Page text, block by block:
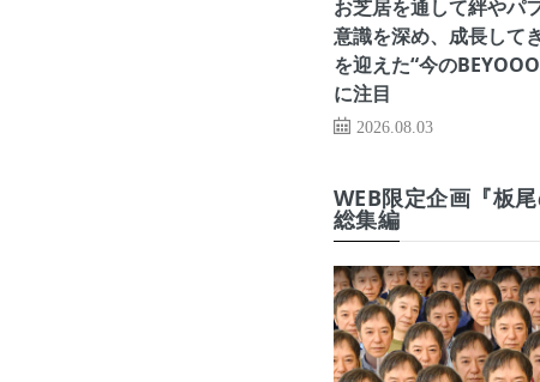
お芝居を通して絆やパ
意識を深め、成長し
を迎えた“今の
に注目
2026.08.03
WEB限定企画『板
総集編